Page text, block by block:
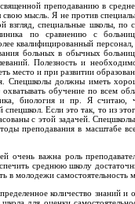
преподаванию в
мысль. Я не против
взгляд, специальные школы, по
по сравнению с
квалифицированный
больных в обычных
Полезность и
место и при развитии
Спецшколы должны иметь
обучение по всем
биология и пр. Я считаю,
Если это так, то из
с этой задачей.
преподавания в масштабе
очень важна роль
среднюю школу
в молодежи самостоятельность
количество знаний и